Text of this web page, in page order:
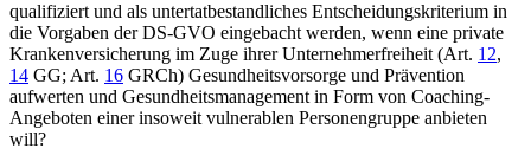
qualifiziert und als untertatbestandliches Entscheidungskriterium in
die Vorgaben der DS-GVO eingebacht werden, wenn eine private
Krankenversicherung im Zuge ihrer Unternehmerfreiheit (Art. 12,
14 GG; Art. 16 GRCh) Gesundheitsvorsorge und Prävention
aufwerten und Gesundheitsmanagement in Form von Coaching-
Angeboten einer insoweit vulnerablen Personengruppe anbieten
will?